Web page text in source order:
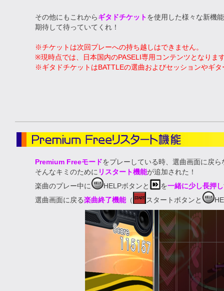
その他にもこれからギタドチケットを使用した様々な新機
期待して待っていてくれ！
※チケットは次回プレーへの持ち越しはできません。
※現時点では、日本国内のPASELI専用コンテンツとなりま
※ギタドチケットはBATTLEの選曲およびセッションやギ
Premium Freeモードをプレーしている時、選曲画面に戻ら
そんなキミのために リスタート機能が追加された！
楽曲のプレー中に
HELPボタンと を一緒に少し長押し
選曲画面に戻る楽曲終了機能（ スタートボタンと